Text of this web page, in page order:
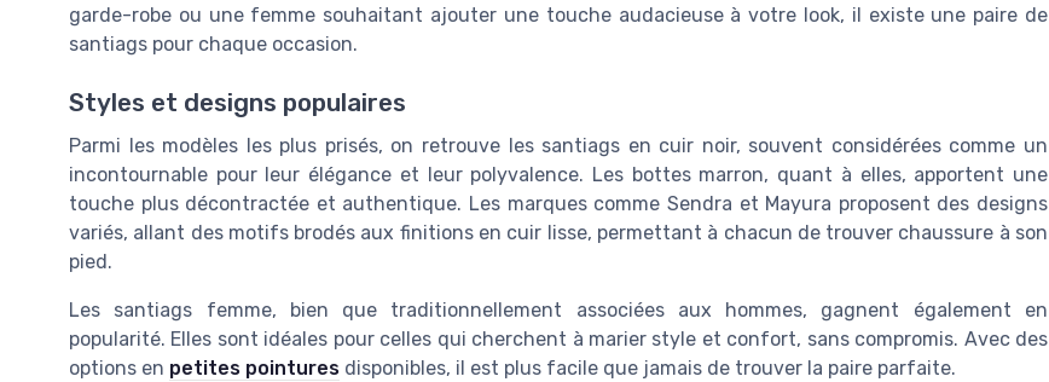
garde-robe ou une femme souhaitant ajouter une touche audacieuse à votre look, il existe une paire de
santiags pour chaque occasion.
Styles et designs populaires
Parmi les modèles les plus prisés, on retrouve les santiags en cuir noir, souvent considérées comme un
incontournable pour leur élégance et leur polyvalence. Les bottes marron, quant à elles, apportent une
touche plus décontractée et authentique. Les marques comme Sendra et Mayura proposent des designs
variés, allant des motifs brodés aux finitions en cuir lisse, permettant à chacun de trouver chaussure à son
pied.
Les santiags femme, bien que traditionnellement associées aux hommes, gagnent également en
popularité. Elles sont idéales pour celles qui cherchent à marier style et confort, sans compromis. Avec des
options en petites pointures disponibles, il est plus facile que jamais de trouver la paire parfaite.